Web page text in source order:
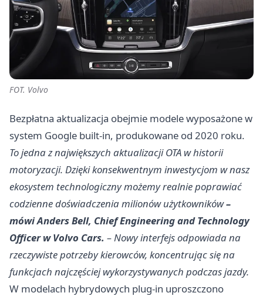
FOT. Volvo
Bezpłatna aktualizacja obejmie modele wyposażone w
system Google built-in, produkowane od 2020 roku.
To jedna z największych aktualizacji OTA w historii
motoryzacji. Dzięki konsekwentnym inwestycjom w nasz
ekosystem technologiczny możemy realnie poprawiać
codzienne doświadczenia milionów użytkowników–
mówi Anders Bell, Chief Engineering and Technology
Officer w Volvo Cars. – Nowy interfejs odpowiada na
rzeczywiste potrzeby kierowców, koncentrując się na
funkcjach najczęściej wykorzystywanych podczas jazdy.
W modelach hybrydowych plug-in uproszczono